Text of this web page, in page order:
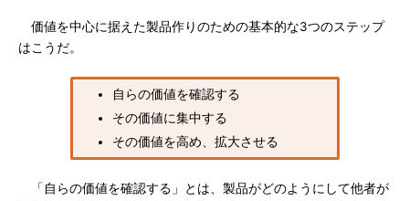
価値を中心に据えた製品作りのための基本的な3つのステップ
はこうだ。
自らの価値を確認する
その価値に集中する
その価値を高め、拡大させる
「自らの価値を確認する」とは、製品がどのようにして他者が